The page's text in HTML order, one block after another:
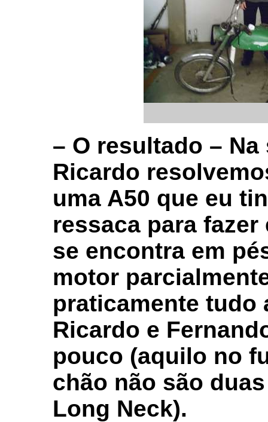
– O resultado –
Ricardo
uma A50 que eu
ressaca para
se encontra em
motor
praticamente tudo
Ricardo e
pouco (aquilo no
chão não são
Long Neck).